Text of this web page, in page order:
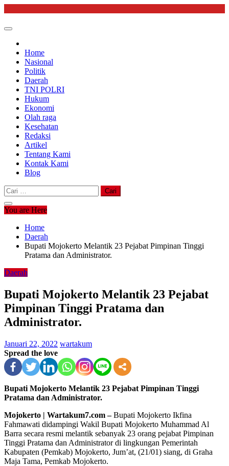
content
Home
Nasional
Politik
Daerah
TNI POLRI
Hukum
Ekonomi
Olah raga
Kesehatan
Redaksi
Artikel
Tentang Kami
Kontak Kami
Blog
Cari
untuk:
You are Here
Home
Daerah
Bupati Mojokerto Melantik 23 Pejabat Pimpinan Tinggi
Pratama dan Administrator.
Daerah
Bupati Mojokerto Melantik 23 Pejabat
Pimpinan Tinggi Pratama dan
Administrator.
Januari 22, 2022 wartakum
Spread the love
Bupati Mojokerto Melantik 23 Pejabat Pimpinan Tinggi
Pratama dan Administrator.
Mojokerto | Wartakum7.com –Bupati Mojokerto Ikfina
Fahmawati didampingi Wakil Bupati Mojokerto Muhammad Al
Barra secara resmi melantik sebanyak 23 orang pejabat Pimpinan
Tinggi Pratama dan Administrator di lingkungan Pemerintah
Kabupaten (Pemkab) Mojokerto, Jum’at, (21/01) siang, di Graha
Maja Tama, Pemkab Mojokerto.